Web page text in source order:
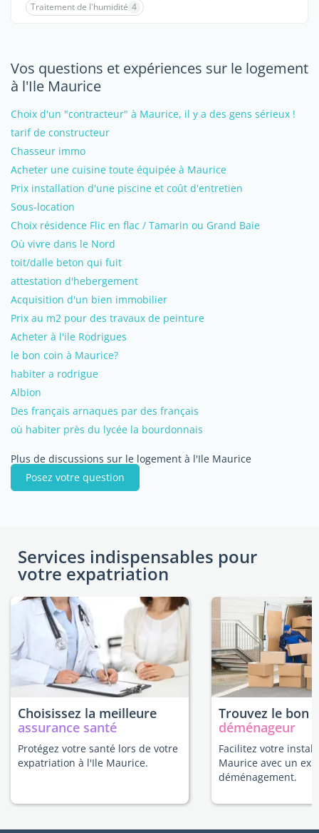
Traitement de l'humidité 4
Vos questions et expériences sur le logement
à l'Ile Maurice
Choix d'un "contracteur" à Maurice, il y a des gens sérieux !
tarif de constructeur
Chasseur immo
Acheter une cuisine toute équipée à Maurice
Prix installation d'une piscine et coût d'entretien
Sous-location
Choix résidence Flic en flac / Tamarin ou Grand Baie
Où vivre dans le Nord
toit/dalle beton qui fuit
attestation d'hebergement
Acquisition d'un bien immobilier
Prix au m2 pour des travaux de peinture
Acheter à l'ile Rodrigues
le bon coin à Maurice?
habiter a rodrigue
Albion
Des français arnaques par des français
où habiter près du lycée la bourdonnais
Plus de discussions sur le logement à l'Ile Maurice
Posez votre question
Services indispensables pour
votre expatriation
Choisissez la meilleure
assurance santé
Protégez votre santé lors de votre
expatriation à l'Ile Maurice.
Trouvez le bon
déménageur
Facilitez votre
Maurice avec un
déménagement.